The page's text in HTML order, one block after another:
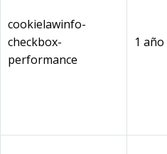
cookielawinfo-
checkbox-
performance
1 año